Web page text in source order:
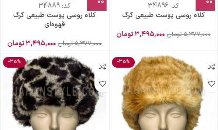
کد:34896
کلاه روسی پوست طبیعی گرگ
۵,۳۷۷,۰۰۰ تومان ۳,۴۹۵,۰۰۰تومان
کد: 34889
کلاه روسی پوست طبیعی گرگ
قهوه‌ای
۵,۳۷۷,۰۰۰ تومان ۳,۴۹۵,۰۰۰تومان
-35%
-35%